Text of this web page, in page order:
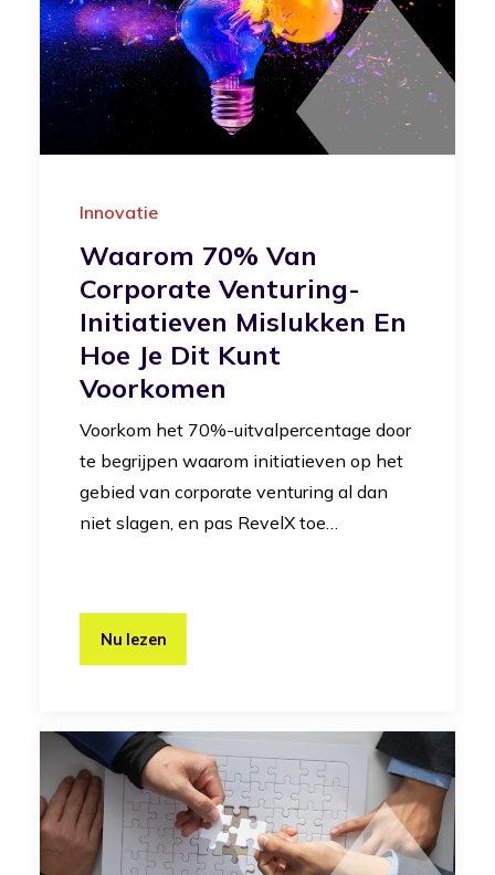
Innovatie
Waarom 70% Van
Corporate Venturing-
Initiatieven Mislukken En
Hoe Je Dit Kunt
Voorkomen
Voorkom het 70%-uitvalpercentage door
te begrijpen waarom initiatieven op het
gebied van corporate venturing al dan
niet slagen, en pas RevelX toe…
Nu lezen